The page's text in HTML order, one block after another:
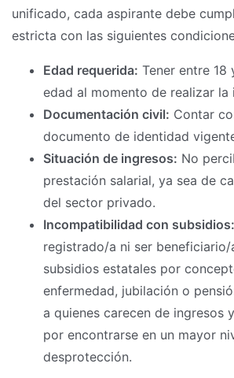
unificado, cada aspirante debe
estricta con las siguientes
Edad requerida: Tener entre 18
edad al momento de realizar la
Documentación civil: Contar
documento de identidad
Situación de ingresos: No
prestación salarial, ya sea de
del sector privado.
Incompatibilidad con subsidios:
registrado/a ni ser
subsidios estatales por
enfermedad, jubilación o
a quienes carecen de ingresos
por encontrarse en un mayor
desprotección.